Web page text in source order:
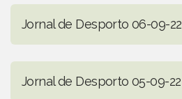
Jornal de Desporto 06-09-22
Jornal de Desporto 05-09-22